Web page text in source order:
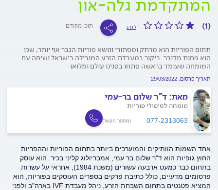
המתקדמת גלה-און
(1) לדרג תוכן מקודם
תחום הפוריות הוא מרתק ומסתורי ונושא פוריות הגבר אף יותר, שכן
הוא פחות מדובר. ביקור במעבדת הזרע המובילה בישראל ושיחה עם
המומחה שעומד בראשה פתחו בפנינו עולם ומלואו
תאריך פרסום: 29/03/2022
מאת: ד"ר שלום בר-עמי
מומחה לטיפולי פוריות
077-2313063 (מספר מקשר)
אחד השמות הוותיקים והמוערכים ביותר בתחום הפוריות וההפריות
החוץ גופיות הוא ד"ר שלום בר עמי, אמבריולוג קליני בכיר. הוא עוסק
בתחום כבר כמעט ארבעה עשורים (משנת 1984), אחראי על עשרות
פרסומים מדעיים, כולל כתיבת פרקים בספרים העוסקים בפוריות, הוא
המציא פטנטים בתחום השבחת הזרע, ניהל מעבדת IVF בארה"ב ולפני